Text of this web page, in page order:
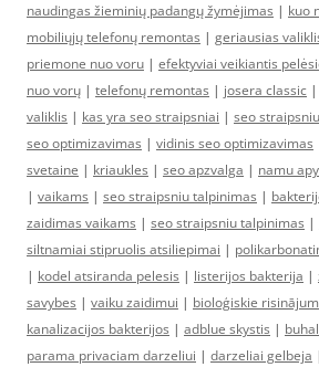
naudingas žieminių padangų žymėjimas | kuo
mobiliųjų telefonų remontas | geriausias
priemone nuo voru | efektyviai veikiantis
nuo vorų | telefonų remontas | josera classic |
valiklis | kas yra seo straipsniai | seo
seo optimizavimas | vidinis seo optimizavimas
svetaine | kriaukles | seo apzvalga | namu
| vaikams | seo straipsniu talpinimas |
zaidimas vaikams | seo straipsniu talpinimas |
siltnamiai stipruolis atsiliepimai |
| kodel atsiranda pelesis | listerijos bakterija |
savybes | vaiku zaidimui | bioloģiskie
kanalizacijos bakterijos | adblue skystis |
parama privaciam darzeliui | darzeliai gelbeja